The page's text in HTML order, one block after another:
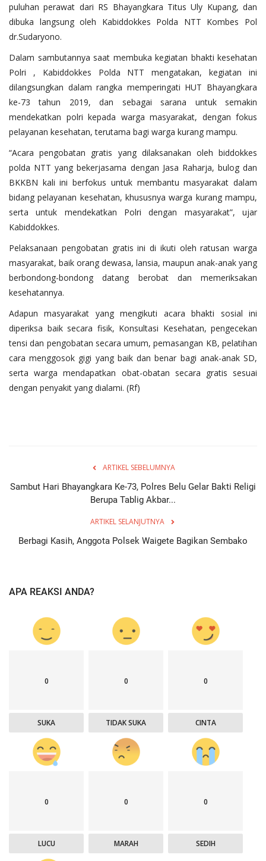
puluhan perawat dari RS Bhayangkara Titus Uly Kupang, dan
dibuka langsung oleh Kabiddokkes Polda NTT Kombes Pol
dr.Sudaryono.
Dalam sambutannya saat membuka kegiatan bhakti kesehatan
Polri , Kabiddokkes Polda NTT mengatakan, kegiatan ini
dilangsungkan dalam rangka memperingati HUT Bhayangkara
ke-73 tahun 2019, dan sebagai sarana untuk semakin
mendekatkan polri kepada warga masyarakat, dengan fokus
pelayanan kesehatan, terutama bagi warga kurang mampu.
“Acara pengobatan gratis yang dilaksanakan oleh biddokkes
polda NTT yang bekerjasama dengan Jasa Raharja, bulog dan
BKKBN kali ini berfokus untuk membantu masyarakat dalam
bidang pelayanan kesehatan, khususnya warga kurang mampu,
serta untuk mendekatkan Polri dengan masyarakat”, ujar
Kabiddokkes.
Pelaksanaan pengobatan gratis ini di ikuti oleh ratusan warga
masyarakat, baik orang dewasa, lansia, maupun anak-anak yang
berbondong-bondong datang berobat dan memeriksakan
kesehatannya.
Adapun masyarakat yang mengikuti acara bhakti sosial ini
diperiksa baik secara fisik, Konsultasi Kesehatan, pengecekan
tensi dan pengobatan secara umum, pemasangan KB, pelatihan
cara menggosok gigi yang baik dan benar bagi anak-anak SD,
serta warga mendapatkan obat-obatan secara gratis sesuai
dengan penyakit yang dialami. (Rf)
ARTIKEL SEBELUMNYA
Sambut Hari Bhayangkara Ke-73, Polres Belu Gelar Bakti Religi
Berupa Tablig Akbar...
ARTIKEL SELANJUTNYA
Berbagi Kasih, Anggota Polsek Waigete Bagikan Sembako
APA REAKSI ANDA?
0
SUKA
0
TIDAK SUKA
0
CINTA
0
LUCU
0
MARAH
0
SEDIH